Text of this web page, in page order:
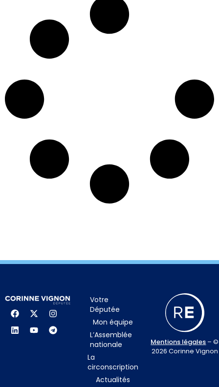
Votre
Députée
Mon équipe
L’Assemblée
nationale
La
circonscription
Actualités
Mentions légales – ©
2026 Corinne Vignon